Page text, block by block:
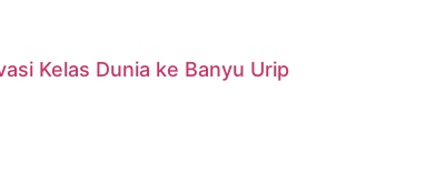
Kelas Dunia ke Banyu Urip